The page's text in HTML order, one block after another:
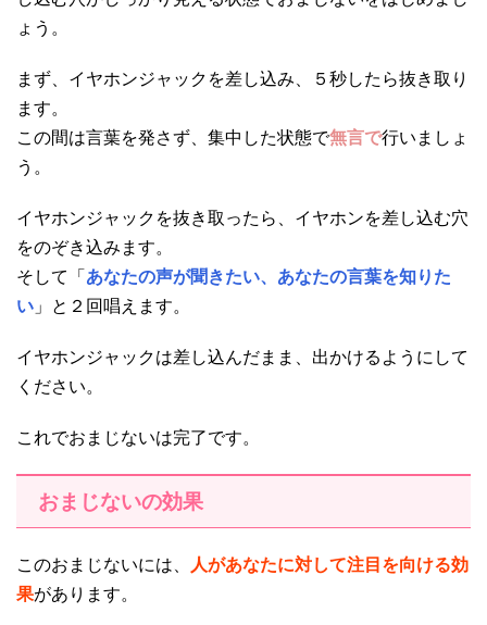
ょう。
まず、イヤホンジャックを差し込み、５秒したら抜き取り
ます。
この間は言葉を発さず、集中した状態で無言で行いましょ
う。
イヤホンジャックを抜き取ったら、イヤホンを差し込む穴
をのぞき込みます。
そして「 あなたの声が聞きたい、あなたの言葉を知りた
い 」と２回唱えます。
イヤホンジャックは差し込んだまま、出かけるようにして
ください。
これでおまじないは完了です。
おまじないの効果
このおまじないには、
人があなたに対して注目を向ける効
果があります。